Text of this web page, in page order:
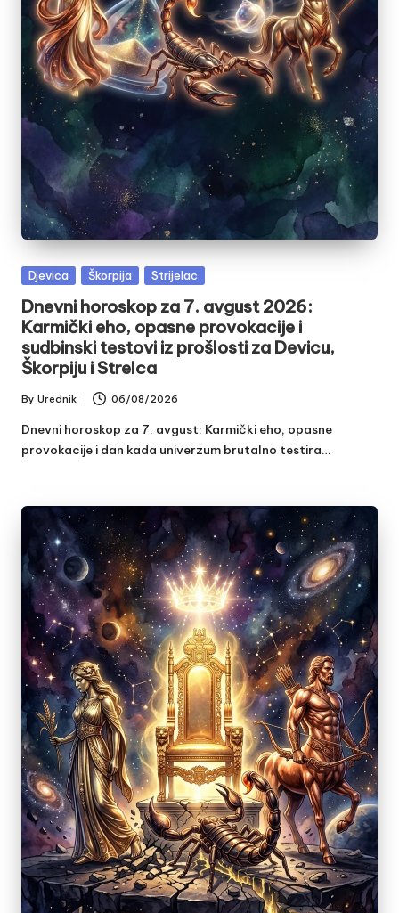
Posted
Djevica Škorpija Strijelac
Dnevni horoskop za 7. avgust 2026:
Karmički eho, opasne provokacije i
sudbinski testovi iz prošlosti za Devicu,
Škorpiju i Strelca
Posted
by
By Urednik 06/08/2026
Dnevni horoskop za 7. avgust: Karmički eho, opasne
provokacije i dan kada univerzum brutalno testira…